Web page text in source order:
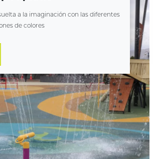
a la imaginación con las diferentes
de colores